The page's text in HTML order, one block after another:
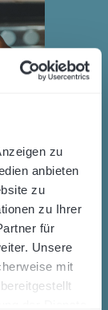
zu
anbieten
zu
zu Ihrer
für
Unsere
mit